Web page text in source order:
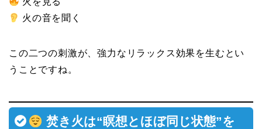
火の音を聞く
この二つの刺激が、強力なリラックス効果を生むとい
うことですね。
焚き火は“瞑想とほぼ同じ状態”を